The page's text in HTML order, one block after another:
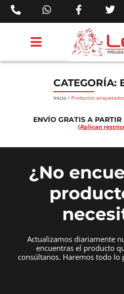
CATEGORÍA:
Inicio / Productos etiquetados
ENVÍO GRATIS A
(Aplican
¿No
Actualizamos diariamente
encuentras el producto
consúltanos. Haremos todo lo